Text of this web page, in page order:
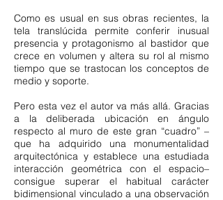
Como es usual en sus obras recientes, la
tela translúcida permite conferir inusual
presencia y protagonismo al bastidor que
crece en volumen y altera su rol al mismo
tiempo que se trastocan los conceptos de
medio y soporte.
Pero esta vez el autor va más allá. Gracias
a la deliberada ubicación en ángulo
respecto al muro de este gran “cuadro” –
que ha adquirido una monumentalidad
arquitectónica y establece una estudiada
interacción geométrica con el espacio–
consigue superar el habitual carácter
bidimensional vinculado a una observación